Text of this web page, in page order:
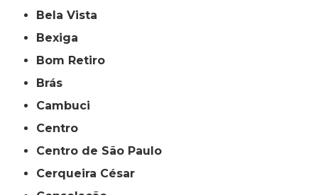
Bela Vista
Bexiga
Bom Retiro
Brás
Cambuci
Centro
Centro de São Paulo
Cerqueira César